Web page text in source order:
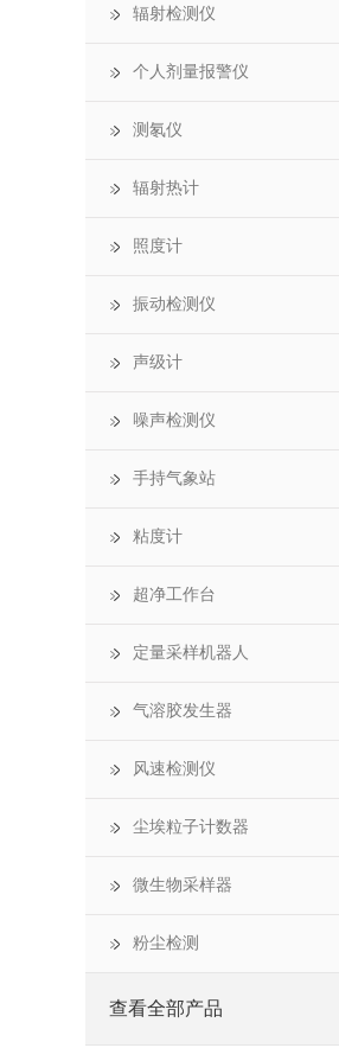
辐射检测仪
个人剂量报警仪
测氡仪
辐射热计
照度计
振动检测仪
声级计
噪声检测仪
手持气象站
粘度计
超净工作台
定量采样机器人
气溶胶发生器
风速检测仪
尘埃粒子计数器
微生物采样器
粉尘检测
查看全部产品